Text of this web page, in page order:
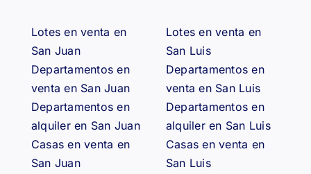
Lotes en venta en
San Juan
Departamentos en
venta en San Juan
Departamentos en
alquiler en San Juan
Casas en venta en
San Juan
Lotes en venta en
San Luis
Departamentos en
venta en San Luis
Departamentos en
alquiler en San Luis
Casas en venta en
San Luis